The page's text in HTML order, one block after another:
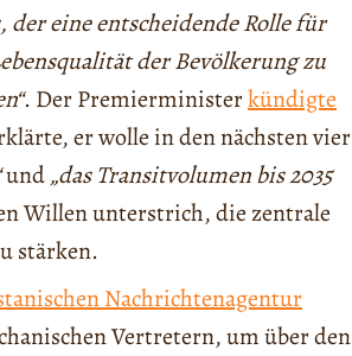
der eine entscheidende Rolle für
der Bevölkerung zu
. Der Premierministerkündigte
er wolle in den nächsten vier
und„das Transitvolumen bis 2035
Willen unterstrich, die zentrale
stärken.
Nachrichtenagentur
Vertretern, um über den